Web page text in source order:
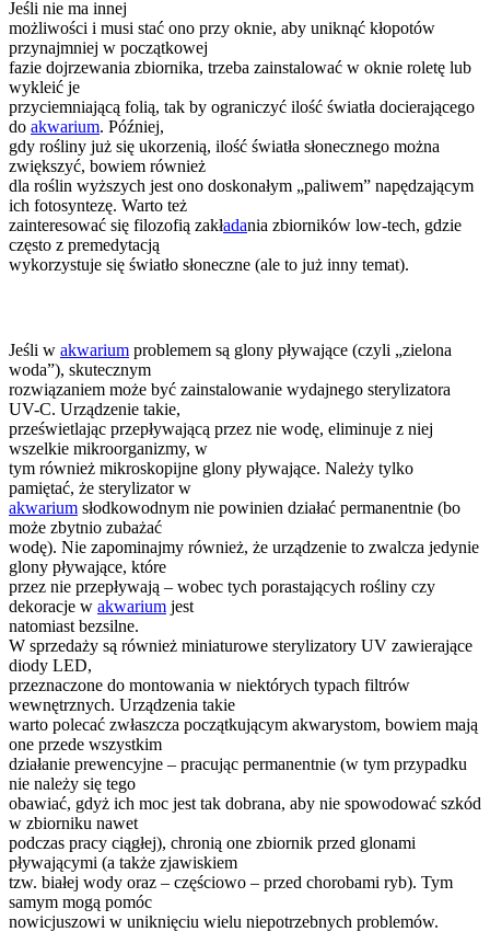
Jeśli nie ma innej
możliwości i musi stać ono przy oknie, aby uniknąć kłopotów
przynajmniej w początkowej
fazie dojrzewania zbiornika, trzeba zainstalować w oknie roletę lub
wykleić je
przyciemniającą folią, tak by ograniczyć ilość światła docierającego
do akwarium. Później,
gdy rośliny już się ukorzenią, ilość światła słonecznego można
zwiększyć, bowiem również
dla roślin wyższych jest ono doskonałym „paliwem” napędzającym
ich fotosyntezę. Warto też
zainteresować się filozofią zakładania zbiorników low-tech, gdzie
często z premedytacją
wykorzystuje się światło słoneczne (ale to już inny temat).
Jeśli w akwarium problemem są glony pływające (czyli „zielona
woda”), skutecznym
rozwiązaniem może być zainstalowanie wydajnego sterylizatora
UV-C. Urządzenie takie,
prześwietlając przepływającą przez nie wodę, eliminuje z niej
wszelkie mikroorganizmy, w
tym również mikroskopijne glony pływające. Należy tylko
pamiętać, że sterylizator w
akwarium słodkowodnym nie powinien działać permanentnie (bo
może zbytnio zubażać
wodę). Nie zapominajmy również, że urządzenie to zwalcza jedynie
glony pływające, które
przez nie przepływają – wobec tych porastających rośliny czy
dekoracje w akwarium jest
natomiast bezsilne.
W sprzedaży są również miniaturowe sterylizatory UV zawierające
diody LED,
przeznaczone do montowania w niektórych typach filtrów
wewnętrznych. Urządzenia takie
warto polecać zwłaszcza początkującym akwarystom, bowiem mają
one przede wszystkim
działanie prewencyjne – pracując permanentnie (w tym przypadku
nie należy się tego
obawiać, gdyż ich moc jest tak dobrana, aby nie spowodować szkód
w zbiorniku nawet
podczas pracy ciągłej), chronią one zbiornik przed glonami
pływającymi (a także zjawiskiem
tzw. białej wody oraz – częściowo – przed chorobami ryb). Tym
samym mogą pomóc
nowicjuszowi w uniknięciu wielu niepotrzebnych problemów.